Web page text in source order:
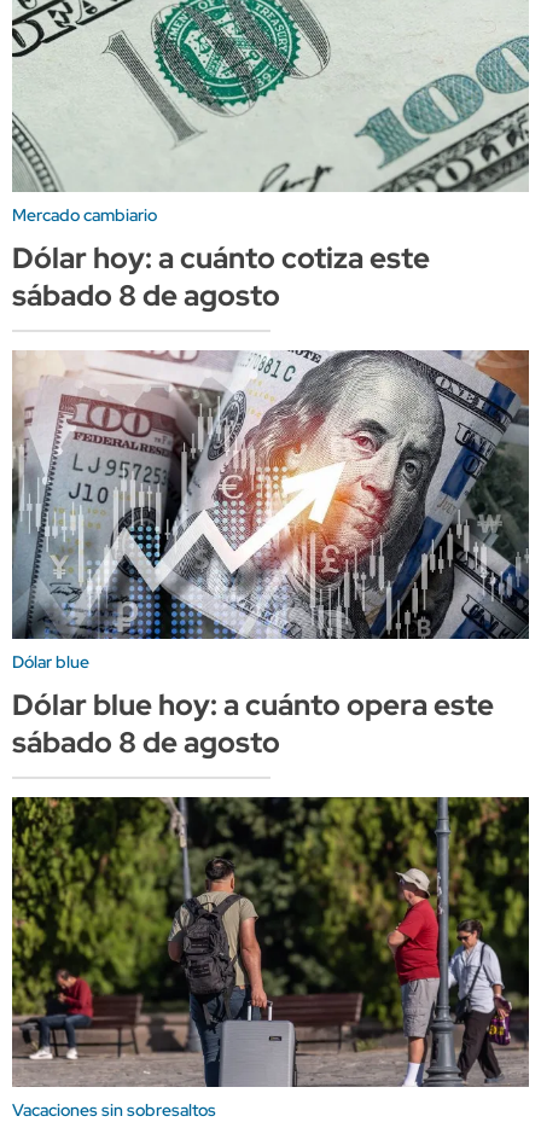
Mercado cambiario
Dólar hoy: a cuánto cotiza este
sábado 8 de agosto
Dólar blue
Dólar blue hoy: a cuánto opera este
sábado 8 de agosto
Vacaciones sin sobresaltos